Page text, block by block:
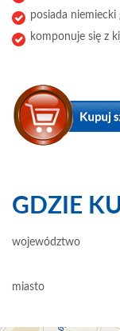
posiada niemiecki
komponuje się z
GDZIE
województwo
miasto